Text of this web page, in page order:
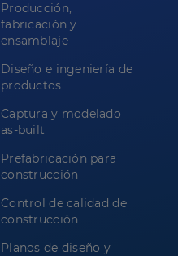
Producción,
fabricación y
ensamblaje
Diseño e ingeniería de
productos
Captura y modelado
as-built
Prefabricación para
construcción
Control de calidad de
construcción
Planos de diseño y